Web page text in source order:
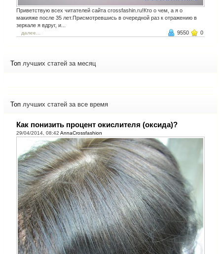
Приветствую всех читателей сайта crossfashin.ru!Кто о чем, а я о
макияже после 35 лет.Присмотревшись в очередной раз к отражению в
зеркале я вдруг, и...
далее... 9550 0
Топ лучших статей за месяц
Топ лучших статей за все время
Как понизить процент окислителя (оксида)?
29/04/2014, 08:42 AnnaCrossfashion